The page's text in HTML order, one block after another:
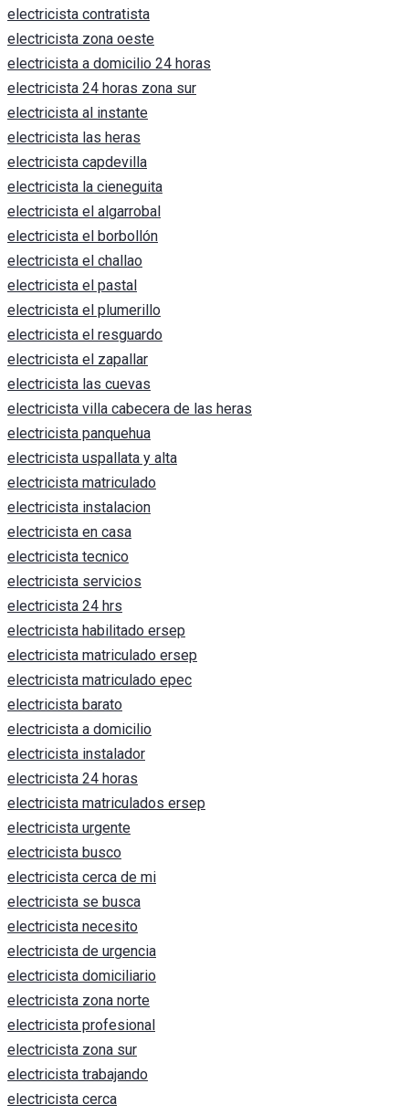
electricista contratista
electricista zona oeste
electricista a domicilio 24 horas
electricista 24 horas zona sur
electricista al instante
electricista las heras
electricista capdevilla
electricista la cieneguita
electricista el algarrobal
electricista el borbollón
electricista el challao
electricista el pastal
electricista el plumerillo
electricista el resguardo
electricista el zapallar
electricista las cuevas
electricista villa cabecera de las heras
electricista panquehua
electricista uspallata y alta
electricista matriculado
electricista instalacion
electricista en casa
electricista tecnico
electricista servicios
electricista 24 hrs
electricista habilitado ersep
electricista matriculado ersep
electricista matriculado epec
electricista barato
electricista a domicilio
electricista instalador
electricista 24 horas
electricista matriculados ersep
electricista urgente
electricista busco
electricista cerca de mi
electricista se busca
electricista necesito
electricista de urgencia
electricista domiciliario
electricista zona norte
electricista profesional
electricista zona sur
electricista trabajando
electricista cerca